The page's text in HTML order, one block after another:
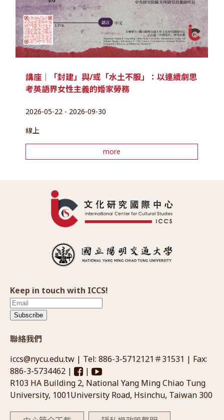
講座｜「封建」與/或「水土不服」：以連續劇思
考英語界女性主義的婚家勞務
2026-05-22 - 2026-09-30
線上
more
Keep in touch with ICCS!
Subscribe
聯絡我們
iccs@nycu.edu.tw | Tel: 886-3-5712121＃31531 | Fax:
886-3-5734462 |
|
R103 HA Building 2, National Yang Ming Chiao Tung
University, 1001University Road, Hsinchu, Taiwan 300